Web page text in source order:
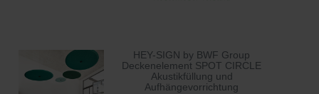
HEY-SIGN by BWF Group
Deckenelement SPOT CIRCLE
Akustikfüllung und
Aufhängevorrichtung